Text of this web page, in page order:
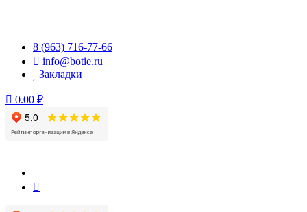
8 (963) 716-77-66
info@botie.ru
Закладки
0.00 ₽